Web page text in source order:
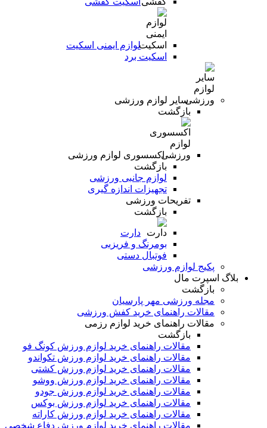
لوازم ایمنی اسکیت
اسکیت برد
سایر لوازم ورزشی
بازگشت
اکسسوری لوازم ورزشی
بازگشت
لوازم جانبی ورزشی
تجهیزات اندازه گیری
تفریحات ورزشی
بازگشت
دارت
بومرنگ و فریزبی
فوتبال دستی
پکیج لوازم ورزشی
بلاگ اسپرت مال
بازگشت
مجله ورزشی مهر پارسیان
مقالات راهنمای خرید کفش ورزشی
مقالات راهنمای خرید لوازم رزمی
بازگشت
مقالات راهنمای خرید لوازم ورزش کونگ فو
مقالات راهنمای خرید لوازم ورزش تکواندو
مقالات راهنمای خرید لوازم ورزش کشتی
مقالات راهنمای خرید لوازم ورزش ووشو
مقالات راهنمای خرید لوازم ورزش جودو
مقالات راهنمای خرید لوازم ورزش بوکس
مقالات راهنمای خرید لوازم ورزش کاراته
مقالات راهنمای خرید لوازم ورزش دفاع شخصی